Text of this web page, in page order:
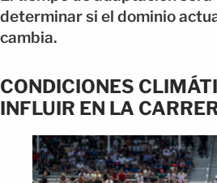
determinar si el dominio
cambia.
CONDICIONES
INFLUIR EN LA